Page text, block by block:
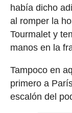
había dicho
al romper la
Tourmalet y
manos en la
Tampoco en
primero a
escalón del